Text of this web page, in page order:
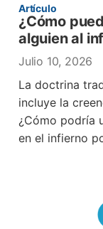
Artículo
¿Cómo
alguien al
Julio 10, 2026
La doctrina
incluye la
¿Cómo podría
en el infierno